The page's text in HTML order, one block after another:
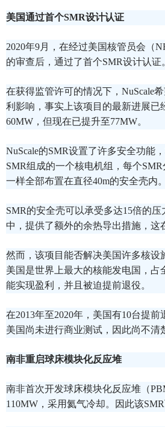
美国通过首个SMR设计认证
2020年9月，在经过美国核管员会（
的审查后，通过了首个SMR设计认证
在获得监管许可的情况下，NuScale
利影响，事实上该项目的最新进展
60MW，但现在已提升至77MW。
NuScale的SMR设置了许多安全功能
SMR组成的一个核电机组，每个
一样全部布置在直径40m的安全壳内。
SMR的安全壳可以承受多达15倍的
中，提供了额外的余热导出措施，这
然而，该项目能否解决美国许多核
美国是世界上最大的核能发电国，
能实现盈利，并且被迫提前退役。
在2013年至2020年，美国有10台提
美国尚未进行商业测试，因此尚不
南非重启球床模块化反应堆
南非首次开发球床模块化反应堆（
110MW，采用氦气冷却。因此该